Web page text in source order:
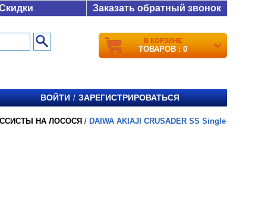
Заказать обратный звонок
В КОРЗИНЕ
ТОВАРОВ : 0
ВОЙТИ / ЗАРЕГИСТРИРОВАТЬСЯ
НА ЛОСОСЯ / DAIWA AKIAJI CRUSADER SS Single